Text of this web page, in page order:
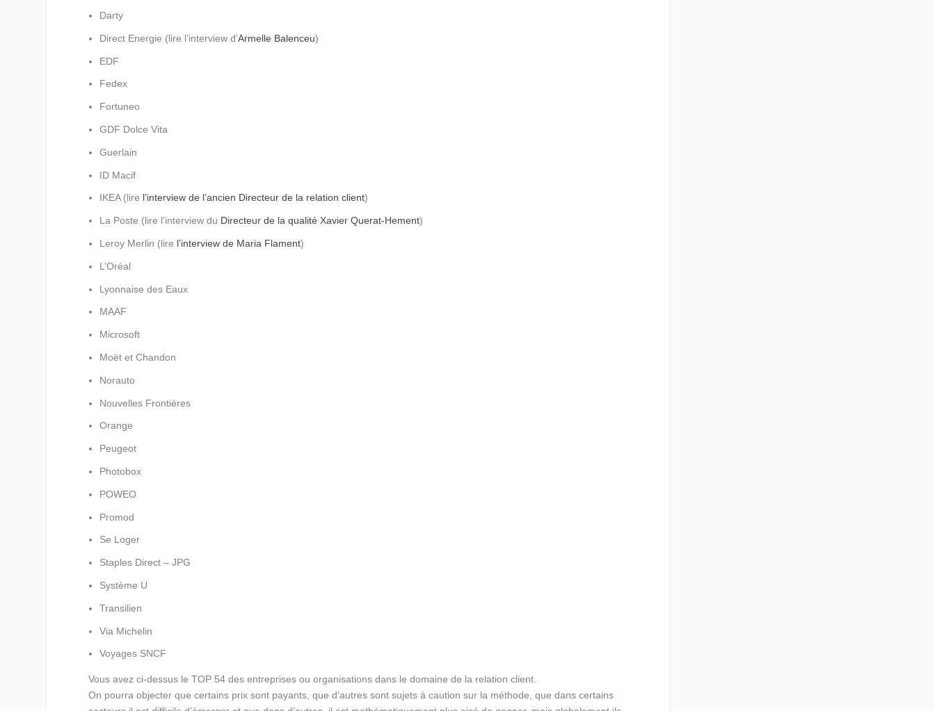
Darty
Direct Energie (lire l’interview d’Armelle Balenceu)
EDF
Fedex
Fortuneo
GDF Dolce Vita
Guerlain
ID Macif
IKEA (lire l’interview de l’ancien Directeur de la relation client)
La Poste (lire l’interview du Directeur de la qualité Xavier Querat-Hement)
Leroy Merlin (lire l’interview de Maria Flament)
L’Oréal
Lyonnaise des Eaux
MAAF
Microsoft
Moët et Chandon
Norauto
Nouvelles Frontières
Orange
Peugeot
Photobox
POWEO
Promod
Se Loger
Staples Direct – JPG
Système U
Transilien
Via Michelin
Voyages SNCF
Vous avez ci-dessus le TOP 54 des entreprises ou organisations dans le domaine de la relation client.
On pourra objecter que certains prix sont payants, que d’autres sont sujets à caution sur la méthode, que dans certains